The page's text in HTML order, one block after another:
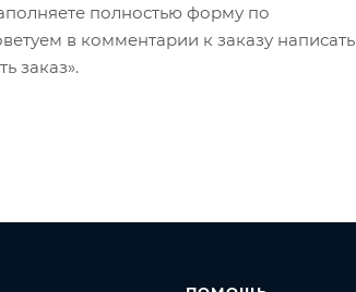
полностью форму по
в комментарии к заказу написать
заказ».